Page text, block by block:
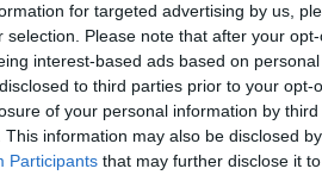
for targeted advertising by us,
selection. Please note that after your
interest-based ads based on
to third parties prior to your
of your personal information by
This information may also be disclosed
Participants that may further disclose it
teljesítményű, a
a Székesfehérvári
egy összesen 49,68
Iskola épületére pedig
elhelyezése fog
100 százalékát biztosítja.